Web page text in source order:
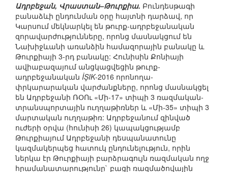
Ադրբեջան, Վրաստան–Թուրքիա. Բունդեսթագի
բանաձևի ընդունման օրը հայտնի դարձավ, որ
Կարսում մեկնարկել են թուրք-ադրբեջանական
զորավարժությունները, որոնց մասնակցում են
Նախիջևանի առանձին համազորային բանակը և
Թուրքիայի 3-րդ բանակը: Հունիսին Քոնիայի
ավիաբազայում անցկացվեցին թուրք-
ադրբեջանական İŞIK-2016 որոնողա-
փրկարարական վարժանքները, որոնց մասնակցել
են Ադրբեջանի ՌՕՈւ «Մի-17» տիպի 3 ռազմական-
տրանսպորտային ուղղաթիռներ և «Մի-35» տիպի 3
մարտական ուղղաթիռ: Ադրբեջանում զինված
ուժերի օրվա (հունիսի 26) կապակցությամբ
Թուրքիայում Ադրբեջանի դեսպանատունը
կազմակերպեց հատուկ ընդունելություն, որին
ներկա էր Թուրքիայի բարձրագույն ռազմական ողջ
հրամանատարությունը` բացի ռազմածովային